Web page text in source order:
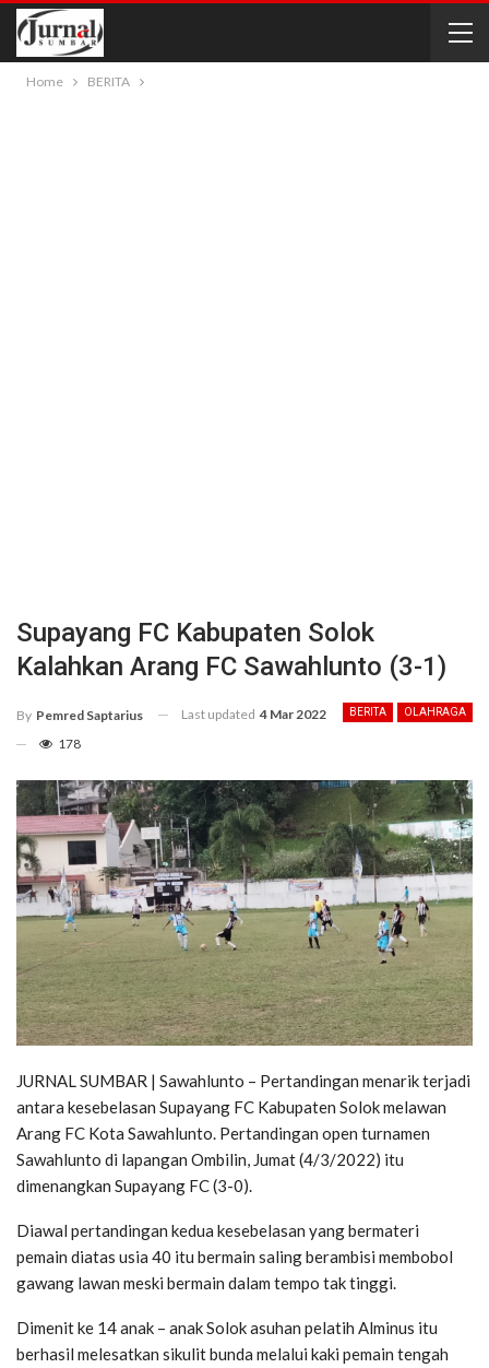
Home BERITA
Supayang FC Kabupaten Solok
Kalahkan Arang FC Sawahlunto (3-1)
BERITA OLAHRAGA
By Pemred Saptarius Last updated 4 Mar 2022
178
JURNAL SUMBAR | Sawahlunto – Pertandingan menarik terjadi
antara kesebelasan Supayang FC Kabupaten Solok melawan
Arang FC Kota Sawahlunto. Pertandingan open turnamen
Sawahlunto di lapangan Ombilin, Jumat (4/3/2022) itu
dimenangkan Supayang FC (3-0).
Diawal pertandingan kedua kesebelasan yang bermateri
pemain diatas usia 40 itu bermain saling berambisi membobol
gawang lawan meski bermain dalam tempo tak tinggi.
Dimenit ke 14 anak – anak Solok asuhan pelatih Alminus itu
berhasil melesatkan sikulit bunda melalui kaki pemain tengah